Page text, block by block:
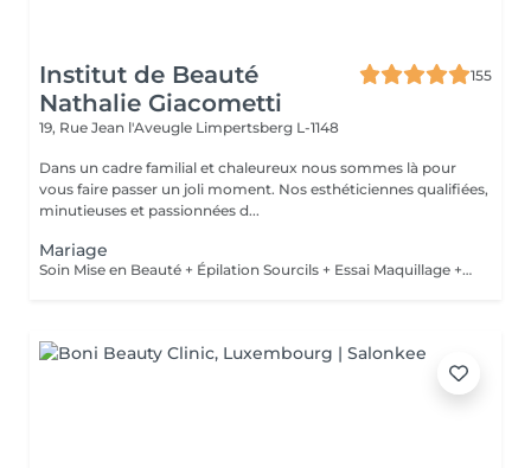
Institut de Beauté
Nathalie Giacometti
155
19, Rue Jean l'Aveugle Limpertsberg L-1148
Dans un cadre familial et chaleureux nous sommes là pour
vous faire passer un joli moment. Nos esthéticiennes qualifiées,
minutieuses et passionnées d...
Mariage
Soin Mise en Beauté + Épilation Sourcils + Essai Maquillage + Maquillage Jour J + Soin des Mains